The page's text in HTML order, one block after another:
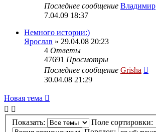
Последнее сообщение Владимир
7.04.09 18:37
Немного истории:)
Ярослав » 29.04.08 20:23
4 Ответы
47691 Просмотры
Последнее сообщение Grisha
30.04.08 21:29
Новая тема
Показать:
Поле сортировки: